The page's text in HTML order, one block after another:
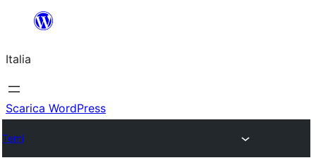
contenuto
Italia
Scarica WordPress
Temi